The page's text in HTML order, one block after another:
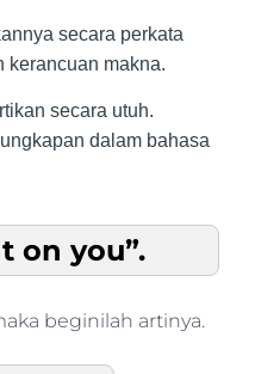
secara perkata
kerancuan makna.
secara utuh.
dalam bahasa
on you”.
beginilah artinya.